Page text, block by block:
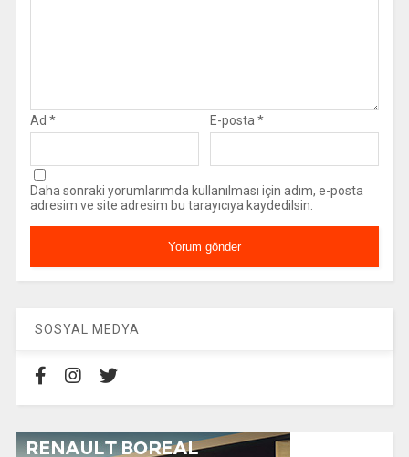
Ad * E-posta*
Daha sonraki yorumlarımda kullanılması için adım, e-posta
adresim ve site adresim bu tarayıcıya kaydedilsin.
SOSYAL MEDYA